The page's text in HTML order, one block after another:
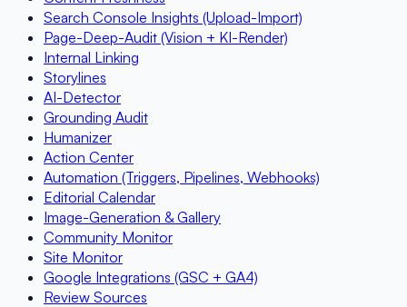
Search Console Insights (Upload-Import)
Page-Deep-Audit (Vision + KI-Render)
Internal Linking
Storylines
AI-Detector
Grounding Audit
Humanizer
Action Center
Automation (Triggers, Pipelines, Webhooks)
Editorial Calendar
Image-Generation & Gallery
Community Monitor
Site Monitor
Google Integrations (GSC + GA4)
Review Sources